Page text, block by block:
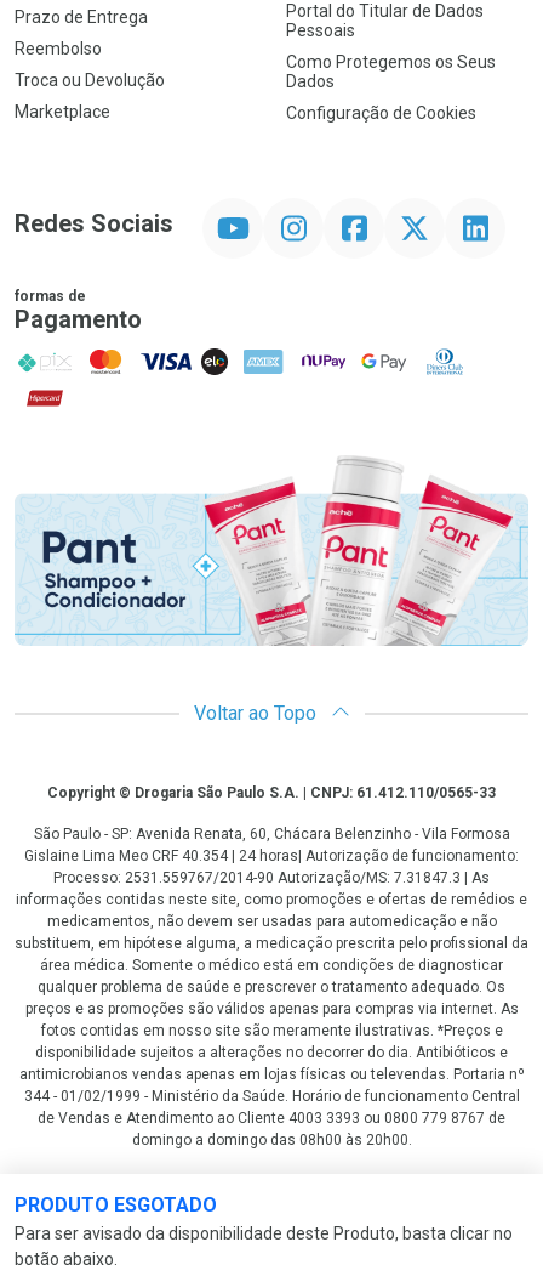
PRODUTO ESGOTADO
Para ser avisado da disponibilidade deste Produto, basta clicar no
botão abaixo.
Prazo de Entrega
Reembolso
Troca ou Devolução
Marketplace
Portal do Titular de Dados
Pessoais
Como Protegemos os Seus
Dados
Configuração de Cookies
Redes Sociais InstagramFacebookTwitter Linkedin
formas de
Pagamento
PIX MasterCard
VISA ELO AMEX NuPay Google PayDiners Club
Hipercard
Promoção em Destaque
Voltar ao Topo
CopyrightCopyright © Drogaria São Paulo S.A. | CNPJ: 61.412.110/0565-33
São Paulo - SP: Avenida Renata, 60, Chácara Belenzinho - Vila Formosa
Gislaine Lima Meo CRF 40.354 | 24 horas| Autorização de funcionamento:
Processo: 2531.559767/2014-90 Autorização/MS: 7.31847.3 | As
informações contidas neste site, como promoções e ofertas de remédios e
medicamentos, não devem ser usadas para automedicação e não
substituem, em hipótese alguma, a medicação prescrita pelo profissional da
área médica. Somente o médico está em condições de diagnosticar
qualquer problema de saúde e prescrever o tratamento adequado. Os
preços e as promoções são válidos apenas para compras via internet. As
fotos contidas em nosso site são meramente ilustrativas. *Preços e
disponibilidade sujeitos a alterações no decorrer do dia. Antibióticos e
antimicrobianos vendas apenas em lojas físicas ou televendas. Portaria nº
344 - 01/02/1999 - Ministério da Saúde. Horário de funcionamento Central
de Vendas e Atendimento ao Cliente 4003 3393 ou 0800 779 8767 de
domingo a domingo das 08h00 às 20h00.